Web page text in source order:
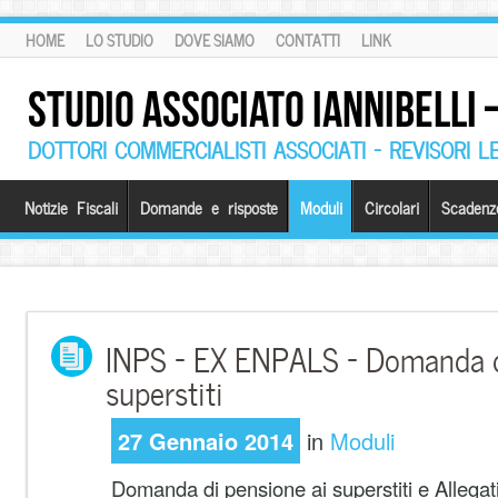
HOME LO STUDIO DOVE SIAMO CONTATTI LINK
STUDIO ASSOCIATO
DOTTORI COMMERCIALISTI ASSOCIATI – REVISORI
Notizie Fiscali Domande e risposte Moduli Circolari
INPS – EX ENPALS –
superstiti
27 Gennaio 2014 in Moduli
Domanda di pensione ai superstiti e